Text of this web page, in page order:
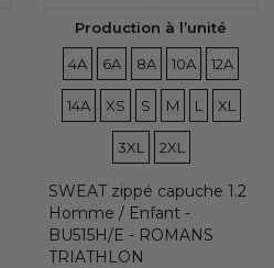
Production à l’unité
TAILLES
4A
TAILLES
6A
TAILLES
8A
TAILLES
10A 12A
14A
TAILLES
XS
TAILLES
S
TAILLES
M
TAILLES
L XL
3XL
TAILLES
2XL
SWEAT zippé capuche 1.2
Homme / Enfant -
BU515H/E - ROMANS
TRIATHLON